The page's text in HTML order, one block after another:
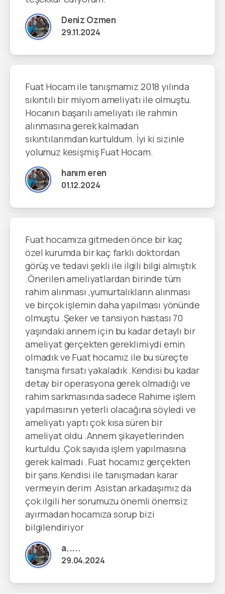
Deniz Ozmen
29.11.2024
Fuat Hocam ile tanışmamız 2018 yılında
sıkıntılı bir miyom ameliyatı ile olmuştu.
Hocanın başarılı ameliyatı ile rahmin
alınmasına gerek kalmadan
sıkıntılarımdan kurtuldum. İyi ki sizinle
yolumuz kesişmiş Fuat Hocam.
hanım eren
01.12.2024
Fuat hocamıza gitmeden önce bir kaç
özel kurumda bir kaç farklı doktordan
görüş ve tedavi şekli ile ilgili bilgi almıştık
.Önerilen ameliyatlardan birinde tüm
rahim alınması ,yumurtalıkların alınması
ve birçok işlemin daha yapılması yönünde
olmuştu .Şeker ve tansiyon hastası 70
yaşındaki annem için bu kadar detaylı bir
ameliyat gerçekten gereklimiydi emin
olmadık ve Fuat hocamız ile bu süreçte
tanışma fırsatı yakaladık .Kendisi bu kadar
detay bir operasyona gerek olmadığı ve
rahim sarkmasında sadece Rahime işlem
yapılmasının yeterli olacağına söyledi ve
ameliyatı yaptı çok kısa süren bir
ameliyat oldu .Annem şikayetlerinden
kurtuldu .Çok sayıda işlem yapılmasına
gerek kalmadı .Fuat hocamız gerçekten
bir şans.Kendisi ile tanışmadan karar
vermeyin derim .Asistan arkadaşımız da
çok ilgili her sorumuzu önemli önemsiz
ayırmadan hocamıza sorup bizi
bilgilendiriyor
a.....
29.04.2024